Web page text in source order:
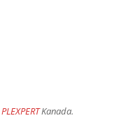
PLEXPERTKanada.